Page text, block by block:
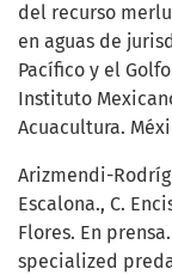
del recurso
en aguas de
Pacífico y el
Instituto
Acuacultura.
Arizmendi-
Escalona., C.
Flores. En
specialized